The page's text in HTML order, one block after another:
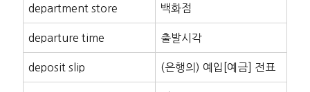
department store 백화점
departure time 출발시각
deposit slip (은행의) 예입[예금] 전표